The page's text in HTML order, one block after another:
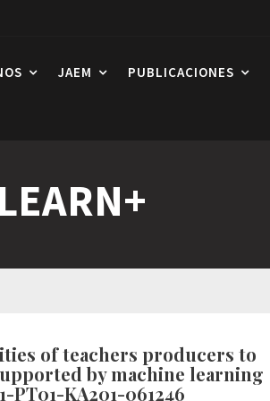
JAEM PUBLICACIONES
of teachers producers to
by machine learning
PT01-KA201-061246